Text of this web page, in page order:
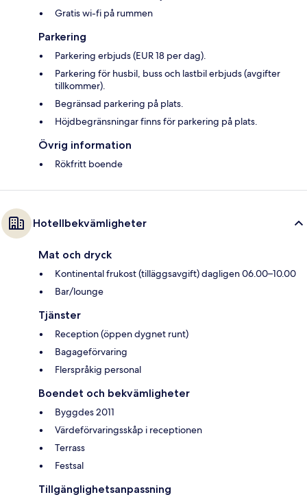
Gratis wi-fi på rummen
Parkering
Parkering erbjuds (EUR 18 per dag).
Parkering för husbil, buss och lastbil erbjuds (avgifter
tillkommer).
Begränsad parkering på plats.
Höjdbegränsningar finns för parkering på plats.
Övrig information
Rökfritt boende
Hotellbekvämligheter
Mat och dryck
Kontinental frukost (tilläggsavgift) dagligen 06.00–10.00
Bar/lounge
Tjänster
Reception (öppen dygnet runt)
Bagageförvaring
Flerspråkig personal
Boendet och bekvämligheter
Byggdes 2011
Värdeförvaringsskåp i receptionen
Terrass
Festsal
Tillgänglighetsanpassning